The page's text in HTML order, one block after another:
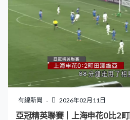
有線新聞 2026年02月11日
亞冠精英聯賽｜上海申花0比2